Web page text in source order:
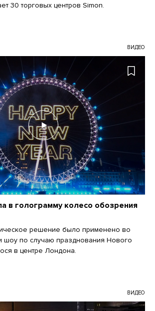
30 торговых центров Simon.
ВИДЕО
в голограмму колесо обозрения
решение было применено во
шоу по случаю празднования Нового
в центре Лондона.
ВИДЕО